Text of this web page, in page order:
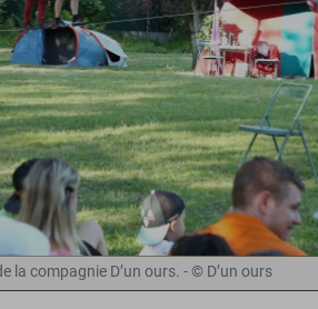
la compagnie D’un ours. - © D’un ours